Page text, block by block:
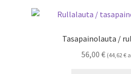
Tasapainolauta /
56,00 € (44,62 €